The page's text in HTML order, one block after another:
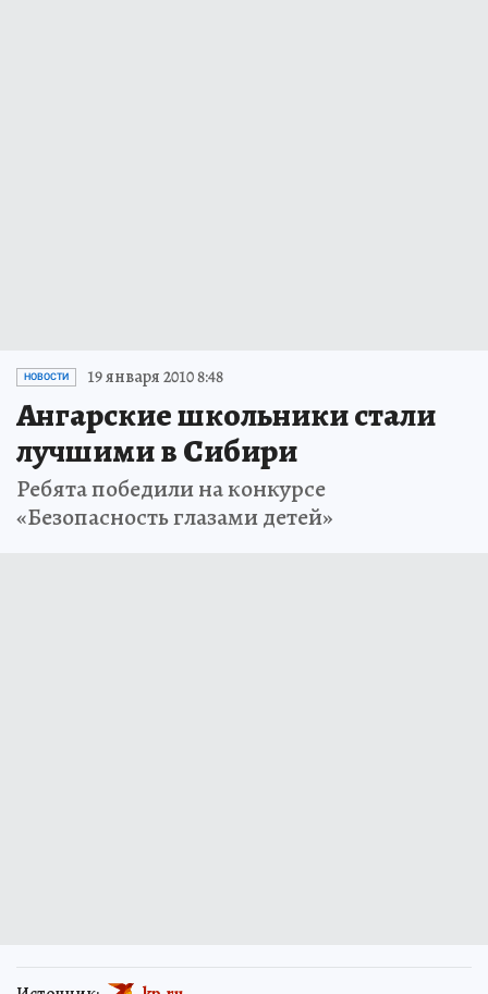
НОВОСТИ 19 января 2010 8:48
Ангарские школьники стали
лучшими в Сибири
Ребята победили на конкурсе
«Безопасность глазами детей»